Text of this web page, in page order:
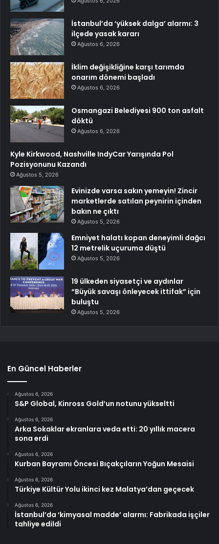
İstanbul’da ‘yüksek dalga’ alarmı: 3
ilçede yasak kararı
Ağustos 6, 2026
İklim değişikliğine karşı tarımda
onarım dönemi başladı
Ağustos 6, 2026
Osmangazi Belediyesi 900 ton asfalt
döktü
Ağustos 6, 2026
Kyle Kirkwood, Nashville IndyCar Yarışında Pol
Pozisyonunu Kazandı
Ağustos 5, 2026
Evinizde varsa sakın yemeyin! Zincir
marketlerde satılan peynirin içinden
bakın ne çıktı
Ağustos 5, 2026
Emniyet halatı kopan deneyimli dağcı
12 metrelik uçuruma düştü
Ağustos 5, 2026
19 ülkeden siyasetçi ve aydınlar
“Büyük savaşı önleyecek ittifak” için
buluştu
Ağustos 5, 2026
En Güncel Haberler
Ağustos 6, 2026
S&P Global, Kinross Gold’un notunu yükseltti
Ağustos 6, 2026
Arka Sokaklar ekranlara veda etti: 20 yıllık macera
sona erdi
Ağustos 6, 2026
Kurban Bayramı Öncesi Bıçakçıların Yoğun Mesaisi
Ağustos 6, 2026
Türkiye Kültür Yolu ikinci kez Malatya’dan geçecek
Ağustos 6, 2026
İstanbul’da ‘kimyasal madde’ alarmı: Fabrikada işçiler
tahliye edildi